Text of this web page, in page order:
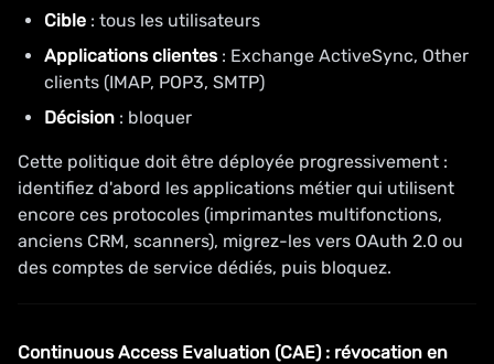
Cible : tous les utilisateurs
Applications clientes: Exchange ActiveSync, Other
clients (IMAP, POP3, SMTP)
Décision : bloquer
Cette politique doit être déployée progressivement :
identifiez d'abord les applications métier qui utilisent
encore ces protocoles (imprimantes multifonctions,
anciens CRM, scanners), migrez-les vers OAuth 2.0 ou
des comptes de service dédiés, puis bloquez.
Continuous Access Evaluation (CAE) : révocation en